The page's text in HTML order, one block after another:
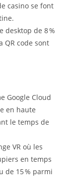
casino se font
desktop de 8 %
QR code sont
Google Cloud
en haute
le temps de
VR où les
en temps
de 15 % parmi